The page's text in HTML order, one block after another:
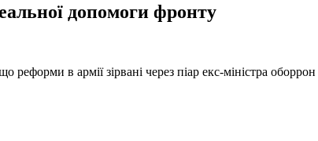
допомоги фронту
реформи в армії зірвані через піар екс-міністра